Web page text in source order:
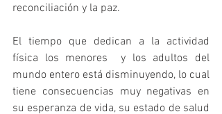
reconciliación y la paz.
El tiempo que dedican a la actividad
física los menores  y los adultos del
mundo entero está disminuyendo, lo cual
tiene consecuencias muy negativas en
su esperanza de vida, su estado de salud